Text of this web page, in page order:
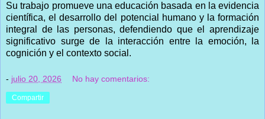
Su trabajo promueve una educación basada en la evidencia
científica, el desarrollo del potencial humano y la formación
integral de las personas, defendiendo que el aprendizaje
significativo surge de la interacción entre la emoción, la
cognición y el contexto social.
- julio 20, 2026 No hay comentarios:
Compartir